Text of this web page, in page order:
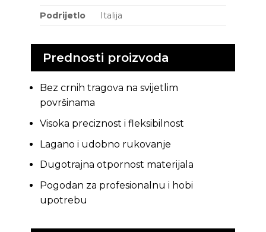
Podrijetlo
Italija
Prednosti proizvoda
Bez crnih tragova na svijetlim
površinama
Visoka preciznost i fleksibilnost
Lagano i udobno rukovanje
Dugotrajna otpornost materijala
Pogodan za profesionalnu i hobi
upotrebu